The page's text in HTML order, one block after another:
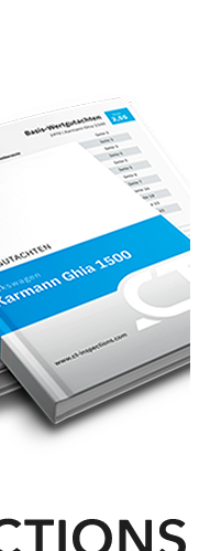
très recherchée.
Français.
néerlandais,
avec 30 ans